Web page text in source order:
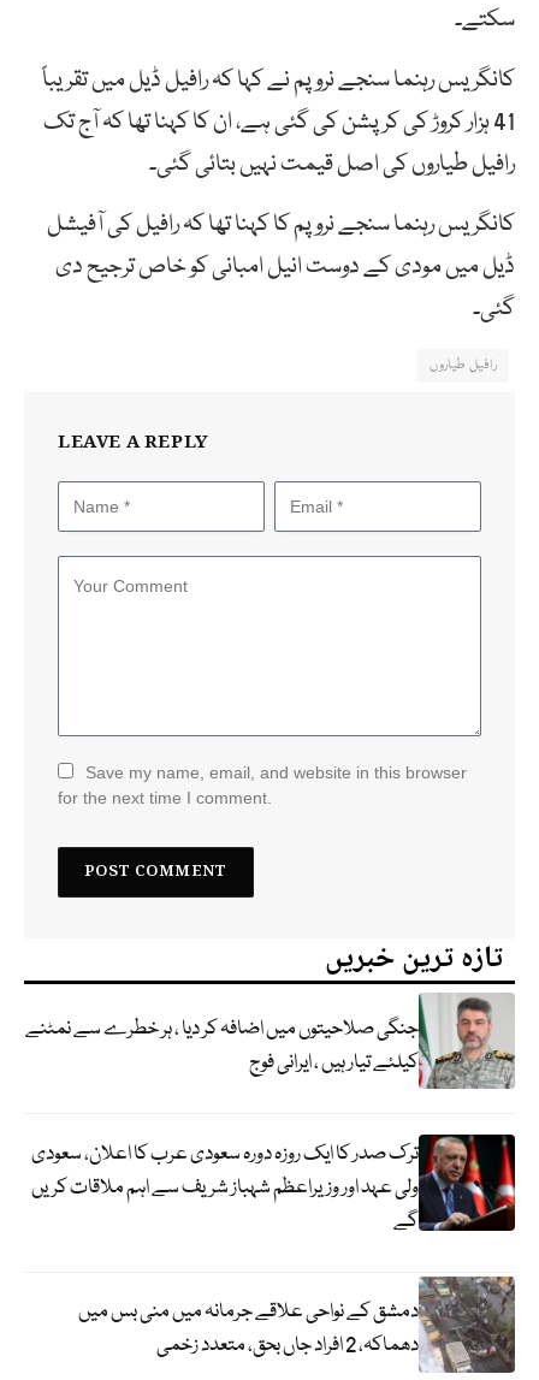
سکتے۔
کانگریس رہنما سنجے نروپم نے کہا کہ رافیل ڈیل میں تقریباً
41 ہزار کروڑ کی کرپشن کی گئی ہے، ان کا کہنا تھا کہ آج تک
رافیل طیاروں کی اصل قیمت نہیں بتائی گئی۔
کانگریس رہنما سنجے نروپم کا کہنا تھا کہ رافیل کی آفیشل
ڈیل میں مودی کے دوست انیل امبانی کو خاص ترجیح دی
گئی۔
رافیل طیاروں
LEAVE A REPLY
Save my name, email, and website in this browser
for the next time I comment.
تازہ ترین خبریں
جنگی صلاحیتوں میں اضافہ کر دیا ، ہر خطرے سے نمٹنے
کیلئے تیار ہیں ، ایرانی فوج
ترک صدر کا ایک روزہ دورہ سعودی عرب کا اعلان، سعودی
ولی عہد اور وزیراعظم شہباز شریف سے اہم ملاقات کریں
گے
دمشق کے نواحی علاقے جرمانہ میں منی بس میں
دھماکہ، 2 افراد جاں بحق، متعدد زخمی